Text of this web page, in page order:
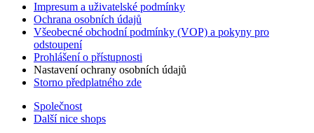
Impresum a uživatelské podmínky
Ochrana osobních údajů
Všeobecné obchodní podmínky (VOP) a pokyny pro
odstoupení
Prohlášení o přístupnosti
Nastavení ochrany osobních údajů
Storno předplatného zde
Společnost
Další nice shops